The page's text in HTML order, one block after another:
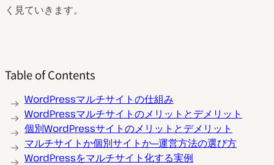
く見ていきます。
Table of Contents
WordPressマルチサイトの仕組み
WordPressマルチサイトのメリットとデメリット
個別WordPressサイトのメリットとデメリット
マルチサイトか個別サイトか─運営方法の選び方
WordPressをマルチサイト化する実例